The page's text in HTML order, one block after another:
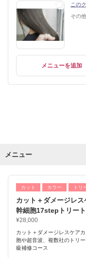
この
その
メニューを追加
メニュー
カット カラー トリ
カット＋ダメージレ
幹細胞17stepトリー
¥28,000
カット＋ダメージレスケア
胞や超音波、複数社のトリ
級補修コース